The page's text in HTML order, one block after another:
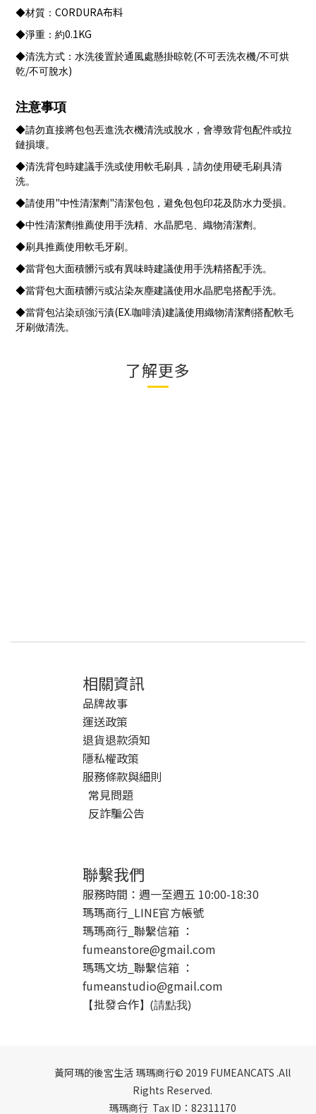
◆材質： CORDURA布料
◆淨重：約0.1KG
◆清洗方式：水洗後置於通風處懸掛晾乾(不可丟洗衣機/不可烘
乾/不可脫水)
注意事項
◆請勿直接將包包丟進洗衣機清洗或脫水，會導致背包配件或拉
鏈損壞。
◆清洗背包時建議手洗或使用軟毛刷具，請勿使用硬毛刷具清
洗。
◆請使用"中性清潔劑 "清潔包包，避免包包印花及防水力受損。
◆中性清潔劑推薦使用手洗精、水晶肥皂、織物清潔劑。
◆刷具推薦使用軟毛牙刷。
◆當背包大面積髒污或有異味時建議使用手洗精搭配手洗。
◆當背包大面積髒污或沾染灰塵建議使用水晶肥皂搭配手洗。
◆當背包沾染頑強污漬(EX.咖啡漬)建議使用織物清潔劑搭配軟毛
牙刷做清洗。
了解更多
相關資訊
品牌故事
運送政策
退貨退款須知
隱私權政策
服務條款與細則
常見問題
反詐騙公告
聯繫我們
服務時間：週一至週五 10:00-18:30
瑪瑪商行_LINE官方帳號
瑪瑪商行_聯繫信箱 ：
fumeanstore@gmail.com
瑪瑪文坊_聯繫信箱 ：
fumeanstudio@gmail.com
【批發合作】(請點我)
黃阿瑪的後宮生活 瑪瑪商行© 2019 FUMEANCATS .All
Rights Reserved.
瑪瑪商行 Tax ID：82311170